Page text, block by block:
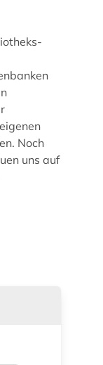
Noch
uns auf